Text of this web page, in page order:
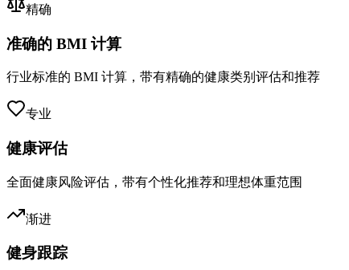
精确
准确的 BMI 计算
行业标准的 BMI 计算，带有精确的健康类别评估和推荐
专业
健康评估
全面健康风险评估，带有个性化推荐和理想体重范围
渐进
健身跟踪